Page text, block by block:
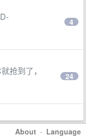
4
抢到了，
24
About · Language